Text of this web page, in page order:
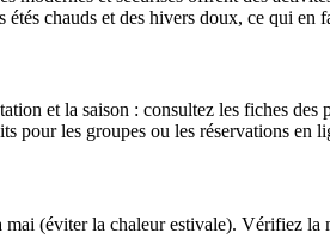
chauds et des hivers doux, ce qui en
et la saison : consultez les fiches
pour les groupes ou les réservations en
(éviter la chaleur estivale). Vérifiez